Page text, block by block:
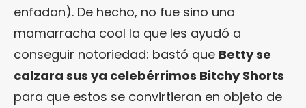
enfadan). De hecho, no fue sino una
mamarracha cool la que les ayudó a
conseguir notoriedad: bastó que Betty se
calzara sus ya celebérrimos Bitchy Shorts
para que estos se convirtieran en objeto de